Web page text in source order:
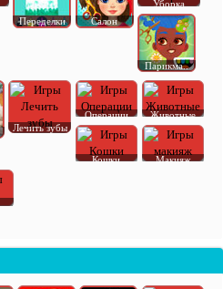
Переделки
Салон
Уборка
Парикма..
Лечить зубы
Операции Животные
Кошки Макияж